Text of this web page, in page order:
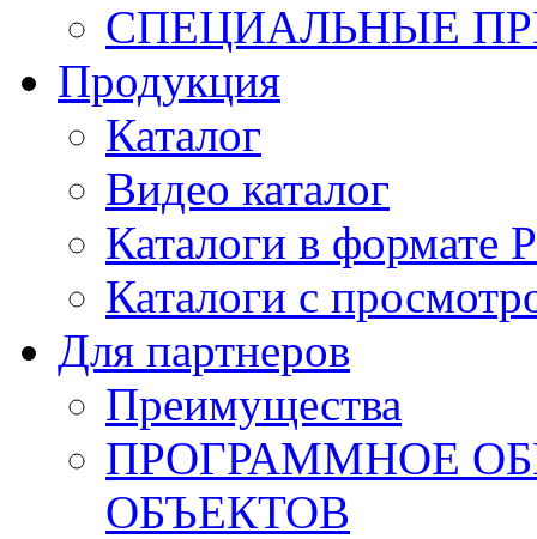
СПЕЦИАЛЬНЫЕ
Продукция
Каталог
Видео каталог
Каталоги в формате
Каталоги с
Для партнеров
Преимущества
ПРОГРАММНОЕ
ОБЪЕКТОВ